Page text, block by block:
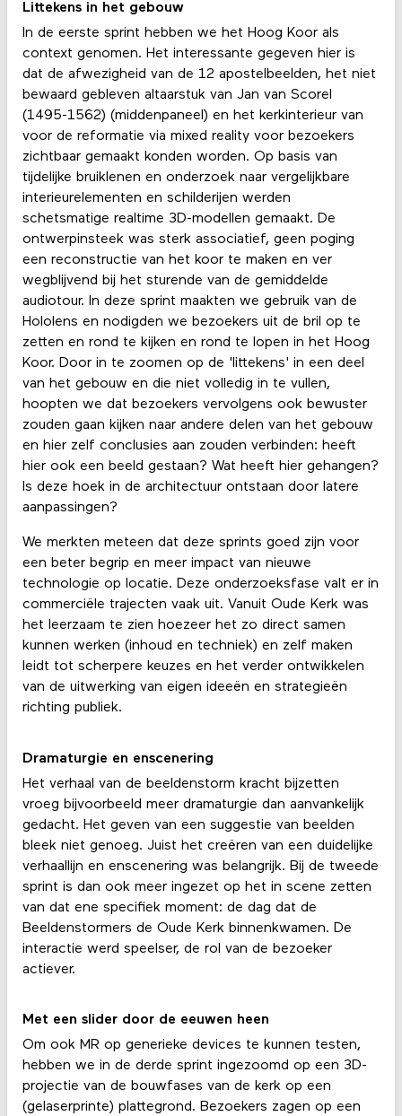
Littekens in het gebouw
In de eerste sprint hebben we het Hoog Koor als
context genomen. Het interessante gegeven hier is
dat de afwezigheid van de 12 apostelbeelden, het niet
bewaard gebleven altaarstuk van Jan van Scorel
(1495-1562) (middenpaneel) en het kerkinterieur van
voor de reformatie via mixed reality voor bezoekers
zichtbaar gemaakt konden worden. Op basis van
tijdelijke bruiklenen en onderzoek naar vergelijkbare
interieurelementen en schilderijen werden
schetsmatige realtime 3D-modellen gemaakt. De
ontwerpinsteek was sterk associatief, geen poging
een reconstructie van het koor te maken en ver
wegblijvend bij het sturende van de gemiddelde
audiotour. In deze sprint maakten we gebruik van de
Hololens en nodigden we bezoekers uit de bril op te
zetten en rond te kijken en rond te lopen in het Hoog
Koor. Door in te zoomen op de 'littekens' in een deel
van het gebouw en die niet volledig in te vullen,
hoopten we dat bezoekers vervolgens ook bewuster
zouden gaan kijken naar andere delen van het gebouw
en hier zelf conclusies aan zouden verbinden: heeft
hier ook een beeld gestaan? Wat heeft hier gehangen?
Is deze hoek in de architectuur ontstaan door latere
aanpassingen?
We merkten meteen dat deze sprints goed zijn voor
een beter begrip en meer impact van nieuwe
technologie op locatie. Deze onderzoeksfase valt er in
commerciële trajecten vaak uit. Vanuit Oude Kerk was
het leerzaam te zien hoezeer het zo direct samen
kunnen werken (inhoud en techniek) en zelf maken
leidt tot scherpere keuzes en het verder ontwikkelen
van de uitwerking van eigen ideeën en strategieën
richting publiek.
Dramaturgie en enscenering
Het verhaal van de beeldenstorm kracht bijzetten
vroeg bijvoorbeeld meer dramaturgie dan aanvankelijk
gedacht. Het geven van een suggestie van beelden
bleek niet genoeg. Juist het creëren van een duidelijke
verhaallijn en enscenering was belangrijk. Bij de tweede
sprint is dan ook meer ingezet op het in scene zetten
van dat ene specifiek moment: de dag dat de
Beeldenstormers de Oude Kerk binnenkwamen. De
interactie werd speelser, de rol van de bezoeker
actiever.
Met een slider door de eeuwen heen
Om ook MR op generieke devices te kunnen testen,
hebben we in de derde sprint ingezoomd op een 3D-
projectie van de bouwfases van de kerk op een
(gelaserprinte) plattegrond. Bezoekers zagen op een